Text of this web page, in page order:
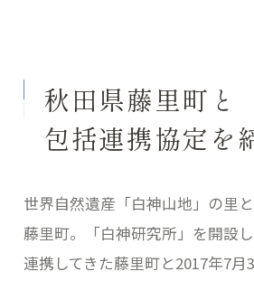
秋田県藤里町と
包括連携協定を
世界自然遺産「白神山地」の里
藤里町。「白神研究所」を開設
連携してきた藤里町と2017年7月